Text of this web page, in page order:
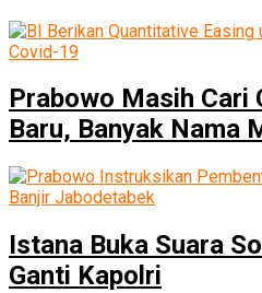
Prabowo Masih Cari
Baru, Banyak Nama
Istana Buka Suara
Ganti Kapolri